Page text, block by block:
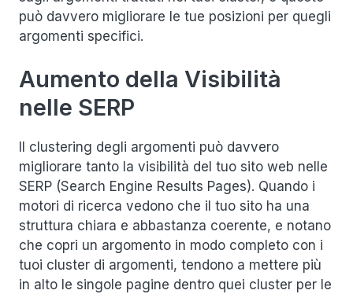
può davvero migliorare le tue posizioni per quegli
argomenti specifici.
Aumento della Visibilità
nelle SERP
Il clustering degli argomenti può davvero
migliorare tanto la visibilità del tuo sito web nelle
SERP (Search Engine Results Pages). Quando i
motori di ricerca vedono che il tuo sito ha una
struttura chiara e abbastanza coerente, e notano
che copri un argomento in modo completo con i
tuoi cluster di argomenti, tendono a mettere più
in alto le singole pagine dentro quei cluster per le